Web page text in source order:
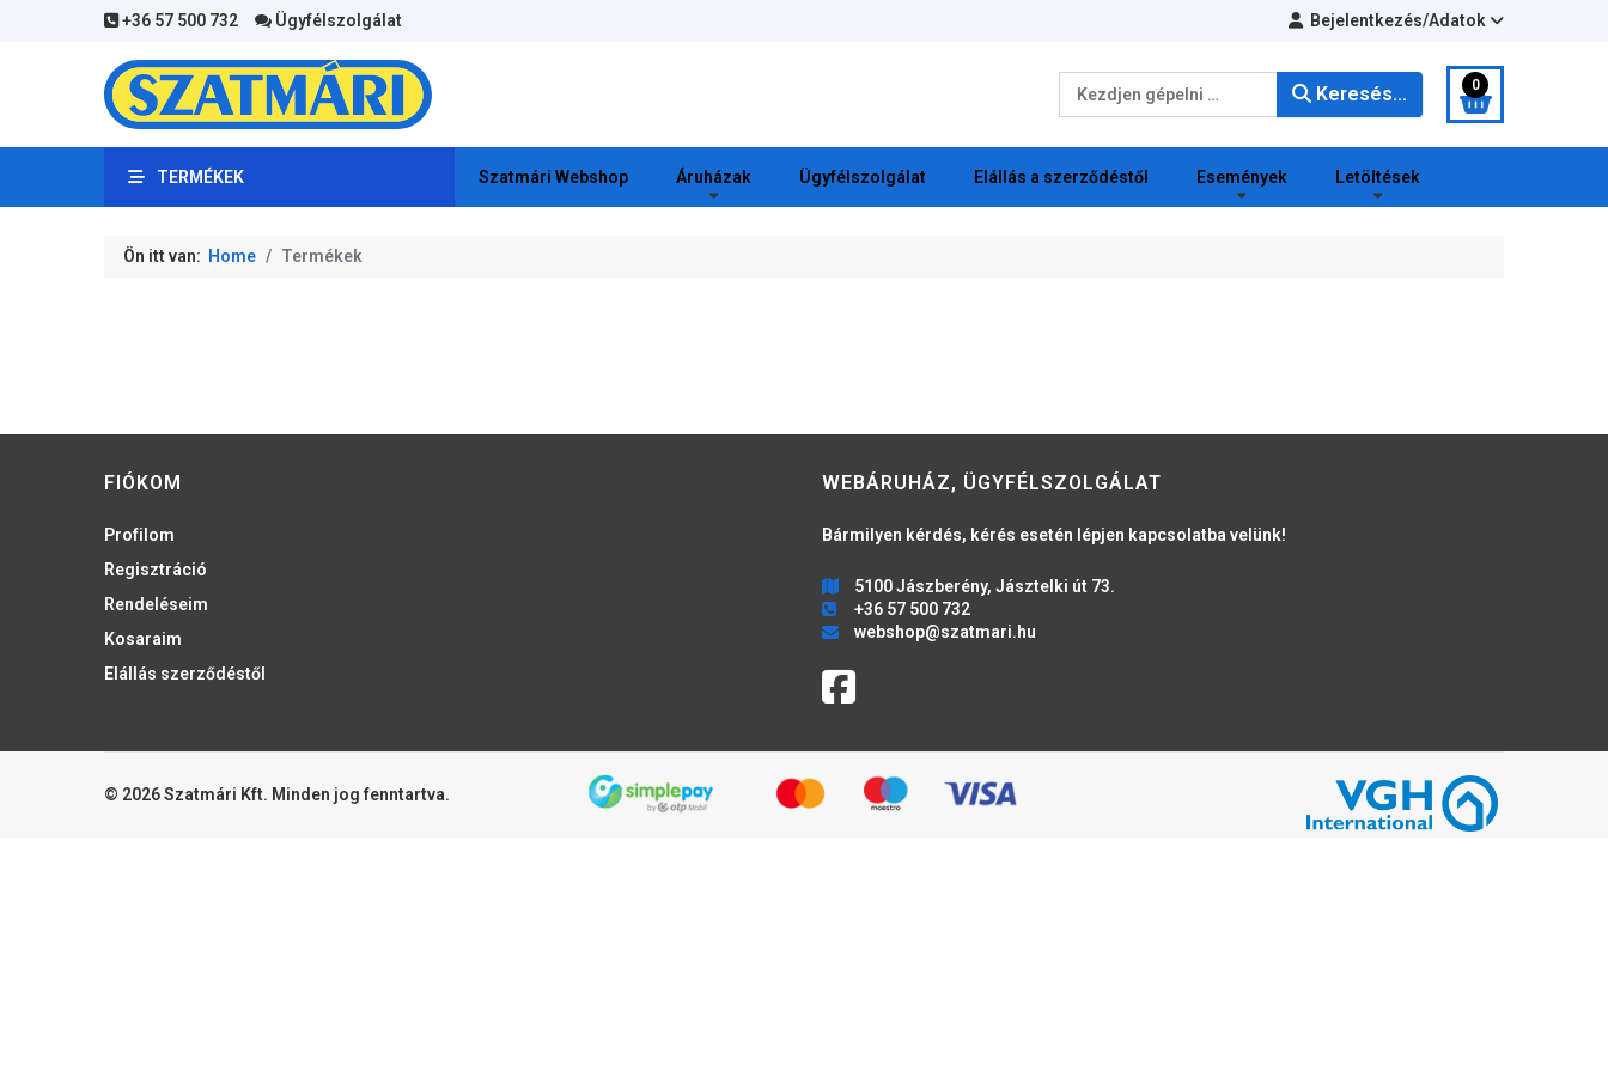
+36 57 500 732 Ügyfélszolgálat Bejelentkezés/Adatok
Keresés... 0
TERMÉKEK Szatmári Webshop Áruházak Ügyfélszolgálat Elállás a szerződéstől Események Letöltések
Ön itt van: Home Termékek
FIÓKOM
Profilom
Regisztráció
Rendeléseim
Kosaraim
Elállás szerződéstől
WEBÁRUHÁZ, ÜGYFÉLSZOLGÁLAT
Bármilyen kérdés, kérés esetén lépjen kapcsolatba velünk!
5100 Jászberény, Jásztelki út 73.
+36 57 500 732
webshop@szatmari.hu
© 2026 Szatmári Kft. Minden jog fenntartva.